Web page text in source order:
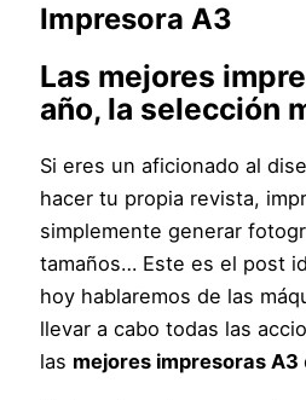
Impresora A3
Las mejores
año, la selección
Si eres un aficionado al
hacer tu propia revista,
simplemente generar
tamaños… Este es el post
hoy hablaremos de las
llevar a cabo todas las
las mejores impresoras A3